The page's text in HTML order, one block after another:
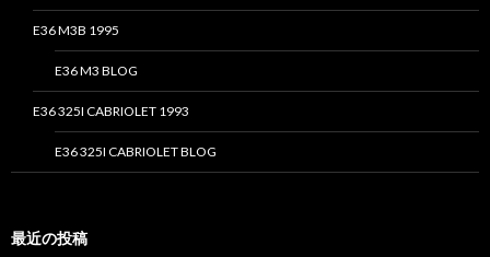
E36 M3B 1995
E36 M3 BLOG
E36 325I CABRIOLET 1993
E36 325I CABRIOLET BLOG
最近の投稿